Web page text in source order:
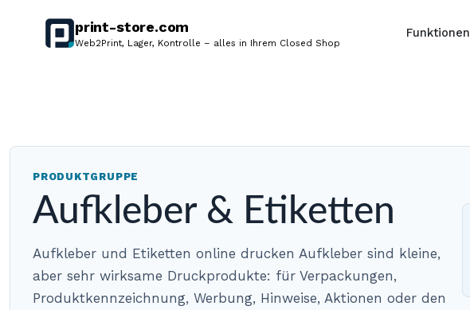
print-
print-store.com
Web2Print, Lager, Kontrolle – alles in Ihrem Closed Shop
Funktionen
PRODUKTGRUPPE
Aufkleber & Etiketten
Aufkleber und Etiketten online drucken Aufkleber sind kleine,
aber sehr wirksame Druckprodukte: für Verpackungen,
Produktkennzeichnung, Werbung, Hinweise, Aktionen oder den